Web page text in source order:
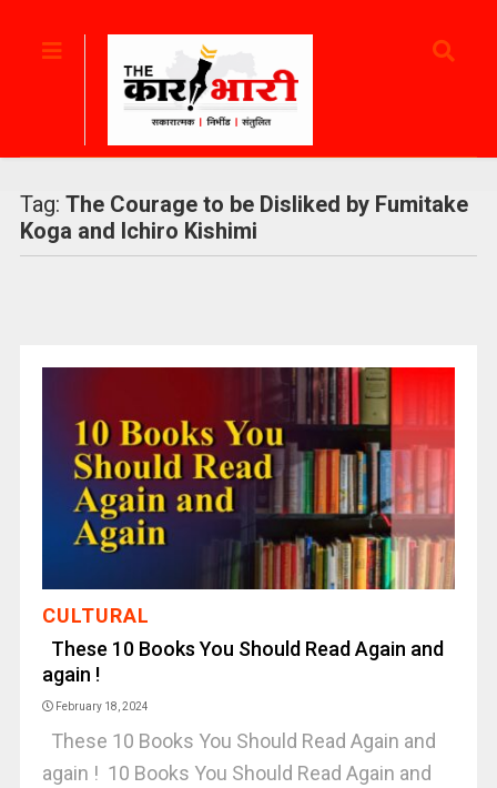
Tag: The Courage to be Disliked by Fumitake
Koga and Ichiro Kishimi
CULTURAL
These 10 Books You Should Read Again and
again !
February 18, 2024
These 10 Books You Should Read Again and
again ! 10 Books You Should Read Again and